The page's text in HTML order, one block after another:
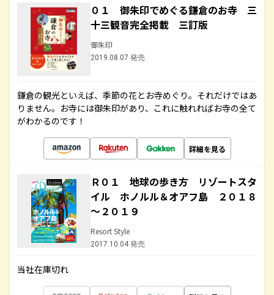
０１ 御朱印でめぐる鎌倉のお寺 三
十三観音完全掲載 三訂版
御朱印
2019.08.07 発売
鎌倉の観光といえば、季節の花とお寺めぐり。それだけではあ
りません。お寺には御朱印があり、これに触れればお寺の全て
がわかるのです！
詳細を見る
Ｒ０１ 地球の歩き方 リゾートスタ
イル ホノルル＆オアフ島 ２０１８
～２０１９
Resort Style
2017.10.04 発売
当社在庫切れ